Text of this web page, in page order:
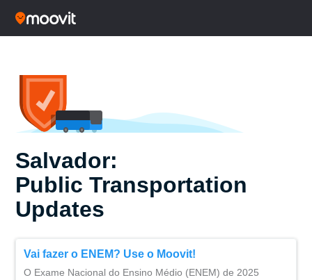
Salvador:
Public Transportation
Updates
Vai fazer o ENEM? Use o Moovit!
O Exame Nacional do Ensino Médio (ENEM) de 2025